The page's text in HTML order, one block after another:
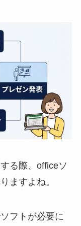
る際、officeソ
ますよね。
フトが必要に